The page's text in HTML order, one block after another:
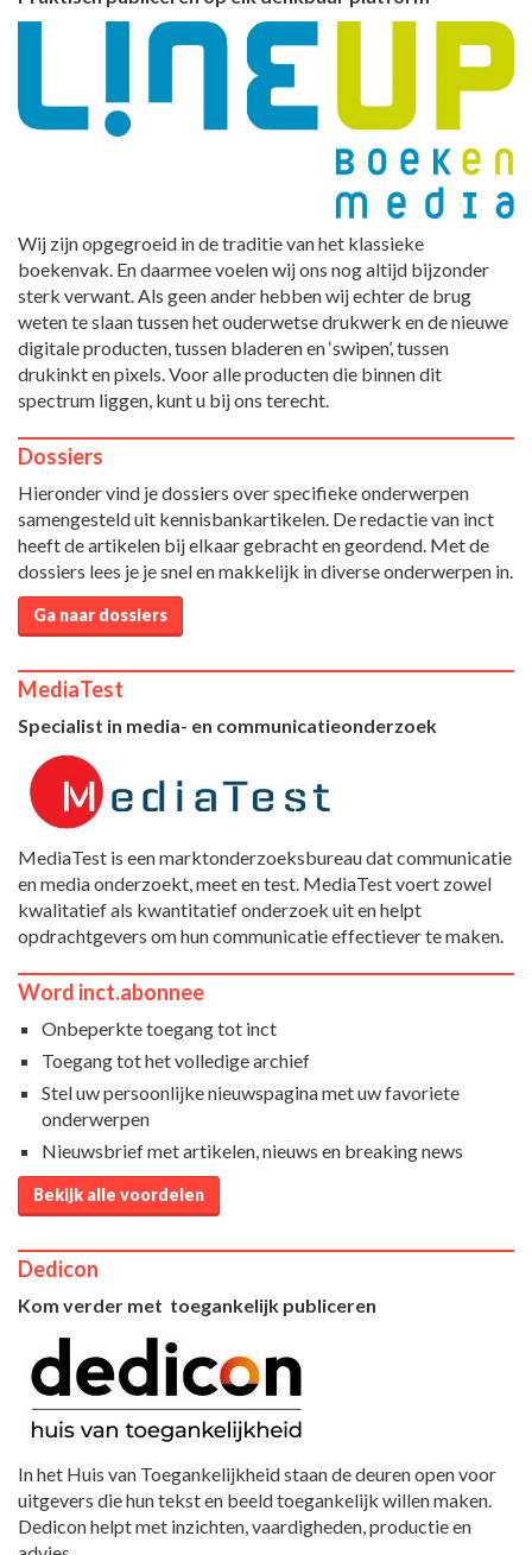
Wij zijn opgegroeid in de traditie van het klassieke
boekenvak. En daarmee voelen wij ons nog altijd bijzonder
sterk verwant. Als geen ander hebben wij echter de brug
weten te slaan tussen het ouderwetse drukwerk en de nieuwe
digitale producten, tussen bladeren en ‘swipen’, tussen
drukinkt en pixels. Voor alle producten die binnen dit
spectrum liggen, kunt u bij ons terecht.
Dossiers
Hieronder vind je dossiers over specifieke onderwerpen
samengesteld uit kennisbankartikelen. De redactie van inct
heeft de artikelen bij elkaar gebracht en geordend. Met de
dossiers lees je je snel en makkelijk in diverse onderwerpen in.
Ga naar dossiers
MediaTest
Specialist in media- en communicatieonderzoek
MediaTest is een marktonderzoeksbureau dat communicatie
en media onderzoekt, meet en test. MediaTest voert zowel
kwalitatief als kwantitatief onderzoek uit en helpt
opdrachtgevers om hun communicatie effectiever te maken.
Word inct.abonnee
Onbeperkte toegang tot inct
Toegang tot het volledige archief
Stel uw persoonlijke nieuwspagina met uw favoriete
onderwerpen
Nieuwsbrief met artikelen, nieuws en breaking news
Bekijk alle voordelen
Dedicon
Kom verder met toegankelijk publiceren
In het Huis van Toegankelijkheid staan de deuren open voor
uitgevers die hun tekst en beeld toegankelijk willen maken.
Dedicon helpt met inzichten, vaardigheden, productie en